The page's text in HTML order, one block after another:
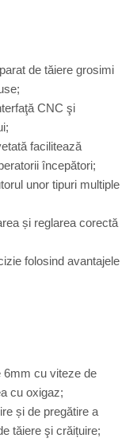
de tăiere grosimi
CNC şi
facilitează
începători;
unor tipuri multiple
și reglarea corectă
folosind avantajele
6mm cu viteze de
cu oxigaz;
și de pregătire a
tăiere şi crăițuire;